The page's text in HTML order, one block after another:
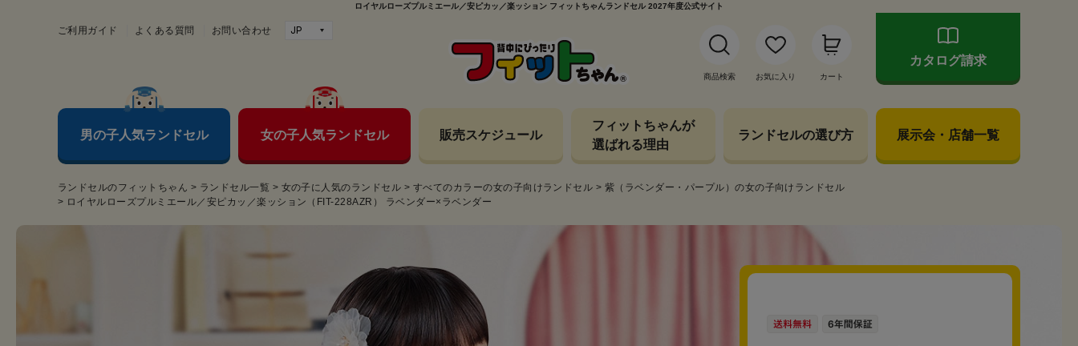
ロイヤルローズプルミエール／安ピカッ／楽ッション フィットちゃんランドセル 2027年度公式サイト
ご利用ガイド よくある質問 お問い合わせ
商品検索 お気に入り カート
カタログ請求
男の子人気ランドセル 女の子人気ランドセル 販売スケジュール
フィットちゃんが
選ばれる理由
ランドセルの選び方 展示会・店舗一覧
ランドセルのフィットちゃん > ランドセル一覧 > 女の子に人気のランドセル > すべてのカラーの女の子向けランドセル > 紫（ラベンダー・パープル）の女の子向けランドセル
> ロイヤルローズプルミエール／安ピカッ／楽ッション（FIT-228AZR） ラベンダー×ラベンダー